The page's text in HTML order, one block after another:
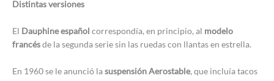
Distintas versiones
El Dauphine español correspondía, en principio, al modelo
francésde la segunda serie sin las ruedas con llantas en estrella.
En 1960 se le anunció lasuspensión Aerostable, que incluía tacos